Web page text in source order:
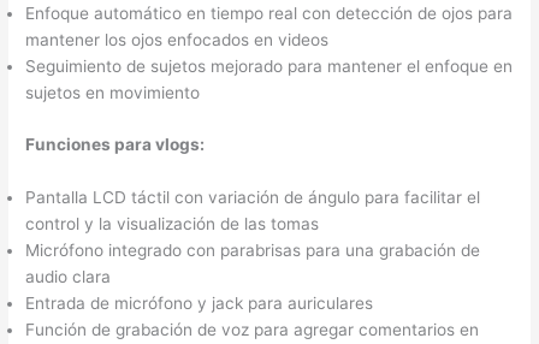
Enfoque automático en tiempo real con detección de ojos para
mantener los ojos enfocados en videos
Seguimiento de sujetos mejorado para mantener el enfoque en
sujetos en movimiento
Funciones para vlogs:
Pantalla LCD táctil con variación de ángulo para facilitar el
control y la visualización de las tomas
Micrófono integrado con parabrisas para una grabación de
audio clara
Entrada de micrófono y jack para auriculares
Función de grabación de voz para agregar comentarios en